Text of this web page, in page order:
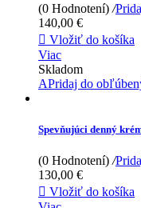
(0 Hodnotení) /
140,00 €
 Vložiť do košíka
Viac
Skladom
APridaj do
Spevňujúci denný
(0 Hodnotení) /
130,00 €
 Vložiť do košíka